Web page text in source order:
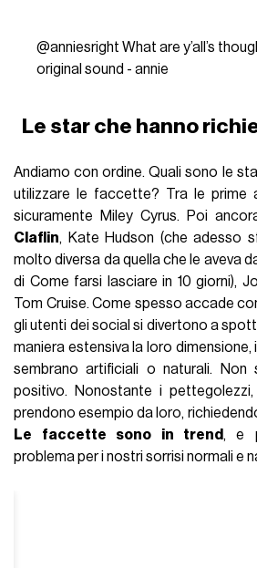
@anniesright What are y’all’s
original sound - annie
Le star che hanno
Andiamo con ordine. Quali sono le
utilizzare le faccette? Tra le prime
sicuramente Miley Cyrus. Poi
Claflin, Kate Hudson (che adesso
molto diversa da quella che le aveva
di Come farsi lasciare in 10 giorni),
Tom Cruise. Come spesso accade
gli utenti dei social si divertono a
maniera estensiva la loro
sembrano artificiali o naturali. Non
positivo. Nonostante i pettegolezzi,
prendono esempio da loro,
Le faccette sono in trend , e
problema per i nostri sorrisi normali e